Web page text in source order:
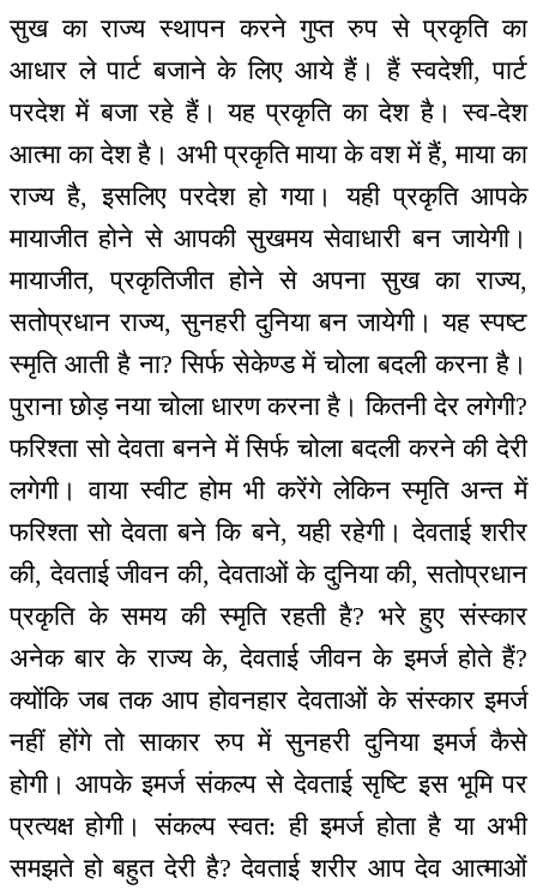
सुख का राज्य स्थापन करने गुप्त रुप से प्रकृति का
आधार ले पार्ट बजाने के लिए आये हैं। हैं स्वदेशी, पार्ट
परदेश में बजा रहे हैं। यह प्रकृति का देश है। स्व-देश
आत्मा का देश है। अभी प्रकृति माया के वश में हैं, माया का
राज्य है, इसलिए परदेश हो गया। यही प्रकृति आपके
मायाजीत होने से आपकी सुखमय सेवाधारी बन जायेगी।
मायाजीत, प्रकृतिजीत होने से अपना सुख का राज्य,
सतोप्रधान राज्य, सुनहरी दुनिया बन जायेगी। यह स्पष्ट
स्मृति आती है ना? सिर्फ सेकेण्ड में चोला बदली करना है।
पुराना छोड़ नया चोला धारण करना है। कितनी देर लगेगी?
फरिश्ता सो देवता बनने में सिर्फ चोला बदली करने की देरी
लगेगी। वाया स्वीट होम भी करेंगे लेकिन स्मृति अन्त में
फरिश्ता सो देवता बने कि बने, यही रहेगी। देवताई शरीर
की, देवताई जीवन की, देवताओं के दुनिया की, सतोप्रधान
प्रकृति के समय की स्मृति रहती है? भरे हुए संस्कार
अनेक बार के राज्य के, देवताई जीवन के इमर्ज होते हैं?
क्योंकि जब तक आप होवनहार देवताओं के संस्कार इमर्ज
नहीं होंगे तो साकार रुप में सुनहरी दुनिया इमर्ज कैसे
होगी। आपके इमर्ज संकल्प से देवताई सृष्टि इस भूमि पर
प्रत्यक्ष होगी। संकल्प स्वत: ही इमर्ज होता है या अभी
समझते हो बहुत देरी है? देवताई शरीर आप देव आत्माओं